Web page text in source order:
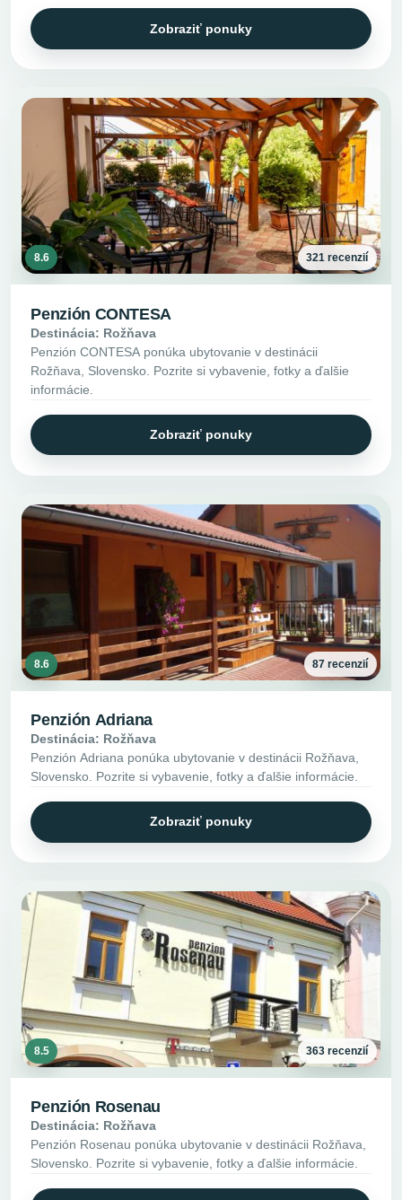
Zobraziť ponuky
8.6 321 recenzií
Penzión CONTESA
Destinácia: Rožňava
Penzión CONTESA ponúka ubytovanie v destinácii
Rožňava, Slovensko. Pozrite si vybavenie, fotky a ďalšie
informácie.
Zobraziť ponuky
8.6 87 recenzií
Penzión Adriana
Destinácia: Rožňava
Penzión Adriana ponúka ubytovanie v destinácii Rožňava,
Slovensko. Pozrite si vybavenie, fotky a ďalšie informácie.
Zobraziť ponuky
8.5 363 recenzií
Penzión Rosenau
Destinácia: Rožňava
Penzión Rosenau ponúka ubytovanie v destinácii Rožňava,
Slovensko. Pozrite si vybavenie, fotky a ďalšie informácie.